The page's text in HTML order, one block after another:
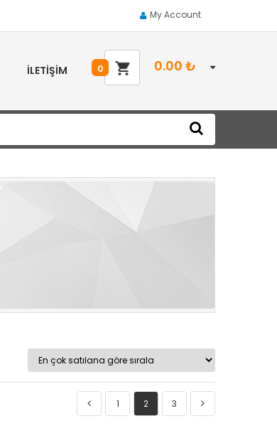
My Account
İLETIŞIM 0.00 ₺
0
1 2 3